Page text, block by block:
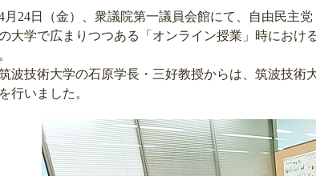
24日（金）、衆議院第一議員会館にて、自由民主
大学で広まりつつある「オンライン授業」時におけ
波技術大学の石原学長・三好教授からは、筑波技術
行いました。